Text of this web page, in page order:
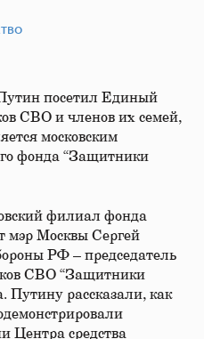
посетил Единый
СВО и членов их семей,
московским
фонда “Защитники
филиал фонда
мэр Москвы Сергей
РФ – председатель
СВО “Защитники
Путину рассказали, как
Центра средства